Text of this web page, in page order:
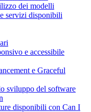
dei modelli
servizi disponibili
e accessibile
e Graceful
sviluppo del software
disponibili con Can I